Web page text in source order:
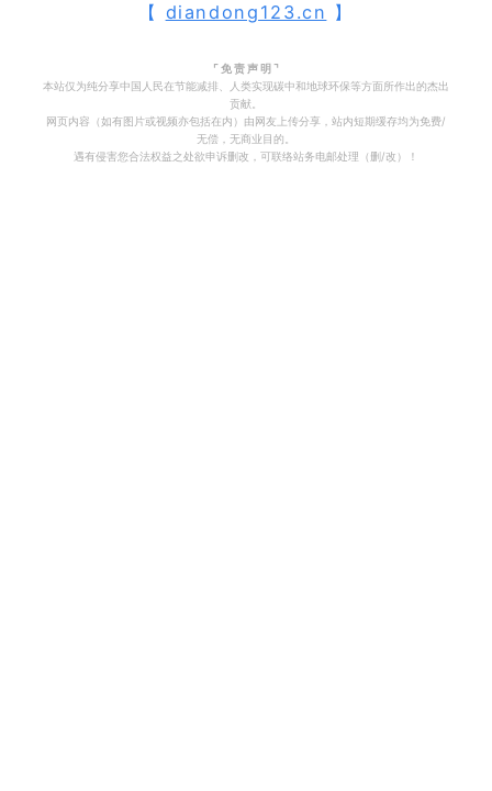
【 diandong123.cn 】
⌜ 免 责 声 明 ⌝
本站仅为纯分享中国人民在节能减排、人类实现碳中和地球环保等方面所作出的杰出
贡献。
网页内容（如有图片或视频亦包括在内）由网友上传分享，站内短期缓存均为免费/
无偿，无商业目的。
遇有侵害您合法权益之处欲申诉删改，可联络站务电邮处理（删/改）！